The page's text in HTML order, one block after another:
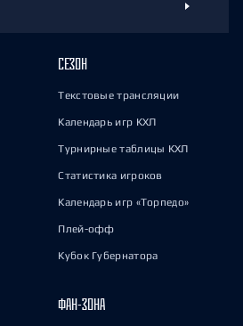
СЕЗОН
Текстовые трансляции
Календарь игр КХЛ
Турнирные таблицы КХЛ
Статистика игроков
Календарь игр «Торпедо»
Плей-офф
Кубок Губернатора
ФАН-ЗОНА